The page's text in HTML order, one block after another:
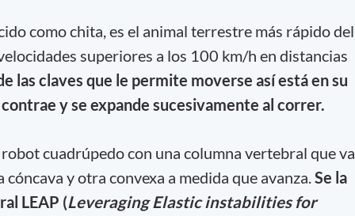
como chita, es el animal terrestre más rápido del
superiores a los 100 km/h en distancias
las claves que le permite moverse así está en su
y se expande sucesivamente al correr.
cuadrúpedo con una columna vertebral que va
y otra convexa a medida que avanza.Se la
LEAP (Leveraging Elastic instabilities for